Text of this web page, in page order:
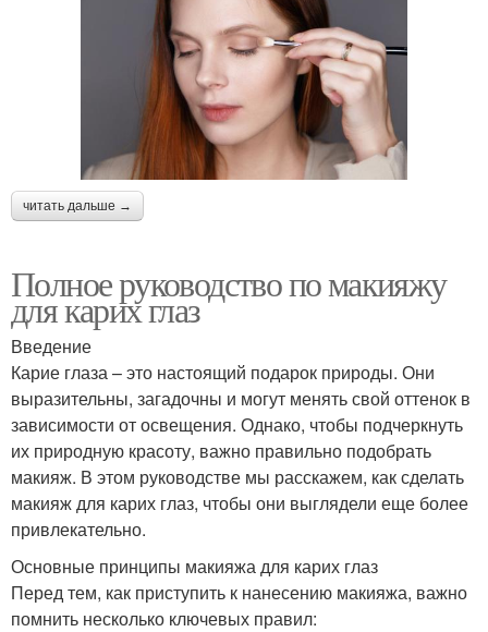
читать дальше →
Полное руководство по макияжу
для карих глаз
Введение
Карие глаза – это настоящий подарок природы. Они
выразительны, загадочны и могут менять свой оттенок в
зависимости от освещения. Однако, чтобы подчеркнуть
их природную красоту, важно правильно подобрать
макияж. В этом руководстве мы расскажем, как сделать
макияж для карих глаз, чтобы они выглядели еще более
привлекательно.
Основные принципы макияжа для карих глаз
Перед тем, как приступить к нанесению макияжа, важно
помнить несколько ключевых правил: